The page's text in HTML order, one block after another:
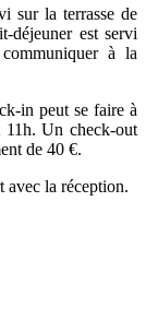
sur la terrasse de
déjeuner est servi
à la
in peut se faire à
Un check-out
de 40 €.
avec la réception.